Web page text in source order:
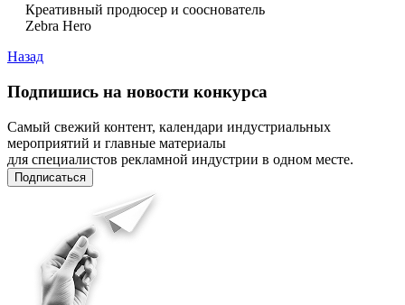
Креативный продюсер и сооснователь
Zebra Hero
Назад
Подпишись на новости конкурса
Самый свежий контент, календари индустриальных
мероприятий и главные материалы
для специалистов рекламной индустрии в одном месте.
Подписаться